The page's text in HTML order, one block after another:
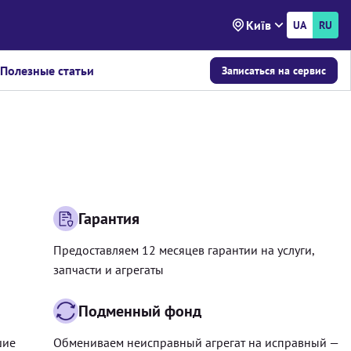
Київ UA RU
Полезные статьи Записаться на сервис
Гарантия
Предоставляем 12 месяцев гарантии на услуги,
запчасти и агрегаты
Подменный фонд
Обмениваем неисправный агрегат на исправный —